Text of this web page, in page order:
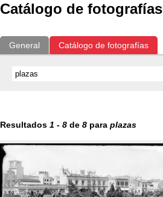
Catálogo de fotografías
General Catálogo de fotografías
Resultados 1 - 8 de 8 para plazas